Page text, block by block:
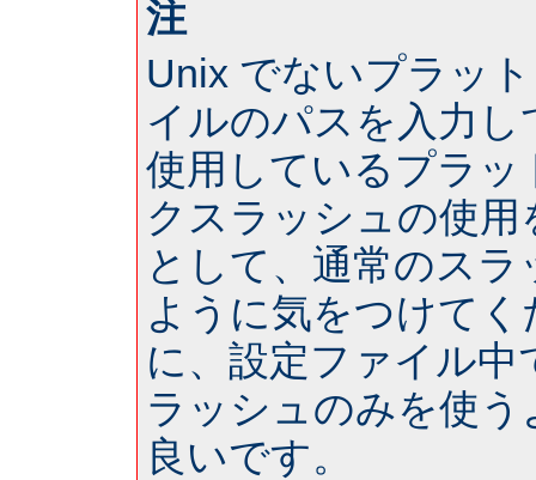
注
Unix でないプラッ
イルのパスを入力
使用しているプラ
クスラッシュの使
として、通常のス
ように気をつけて
に、設定ファイル
ラッシュのみを使
良いです。